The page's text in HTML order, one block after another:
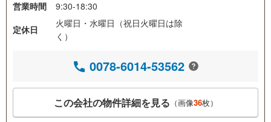
営業時間
9:30-18:30
定休日
火曜日・水曜日（祝日火曜日は除
く）
0078-6014-53562
この会社の物件詳細を見る （画像36枚）